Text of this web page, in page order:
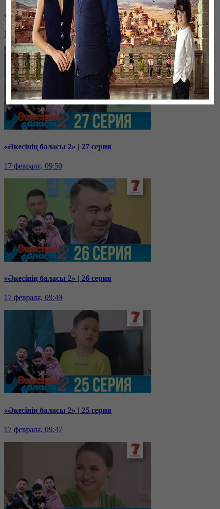
«Әкесінің баласы 2» | 28 серия
17 февраля, 09:51
«Әкесінің баласы 2» | 27 серия
17 февраля, 09:50
«Әкесінің баласы 2» | 26 серия
17 февраля, 09:49
«Әкесінің баласы 2» | 25 серия
17 февраля, 09:47